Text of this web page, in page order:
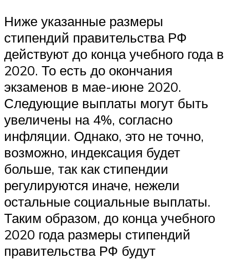
Ниже указанные размеры
стипендий правительства РФ
действуют до конца учебного года в
2020. То есть до окончания
экзаменов в мае-июне 2020.
Следующие выплаты могут быть
увеличены на 4%, согласно
инфляции. Однако, это не точно,
возможно, индексация будет
больше, так как стипендии
регулируются иначе, нежели
остальные социальные выплаты.
Таким образом, до конца учебного
2020 года размеры стипендий
правительства РФ будут